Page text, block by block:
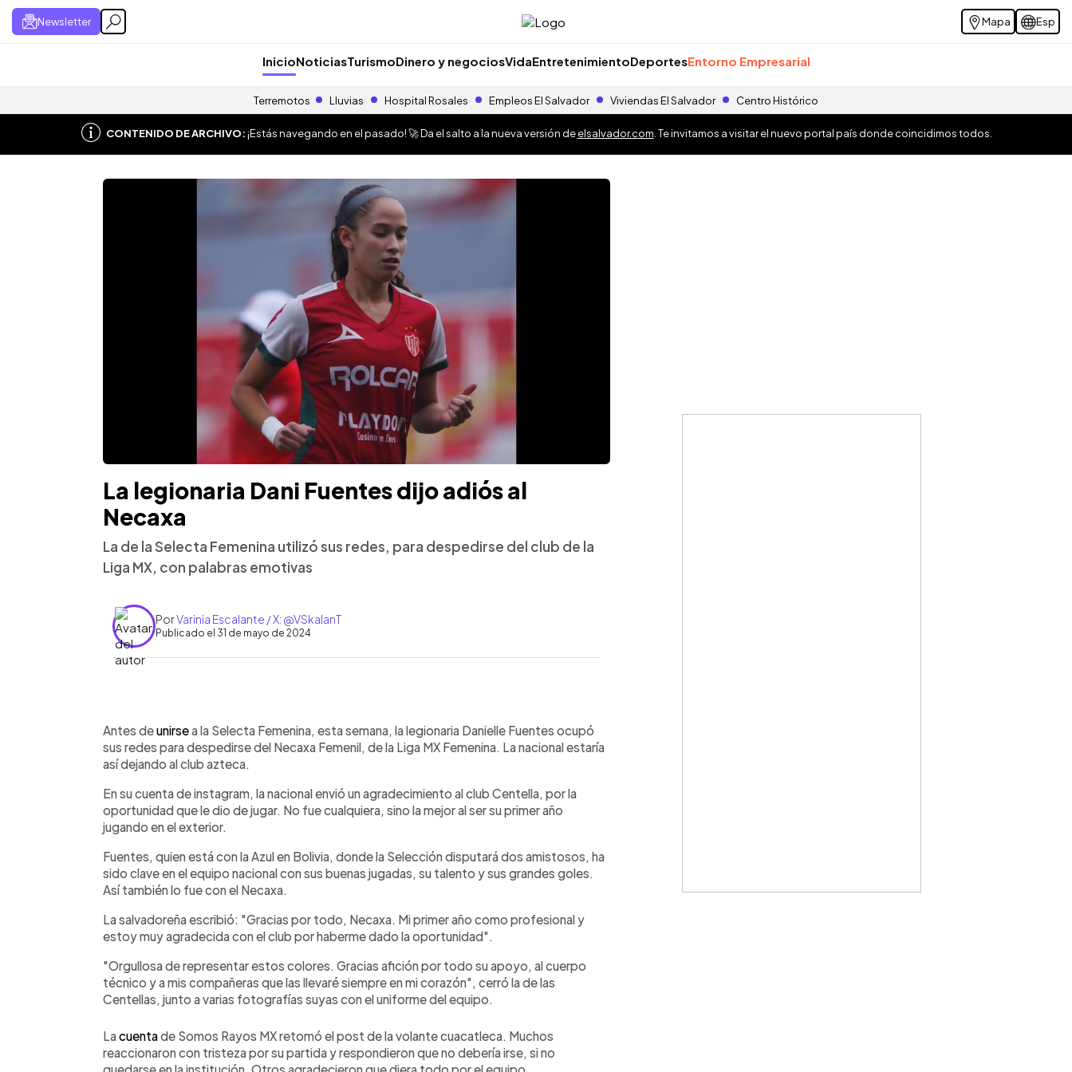
Newsletter Mapa Esp
InicioNoticiasTurismoDinero y negociosVidaEntretenimientoDeportesEntorno Empresarial
Terremotos Lluvias Hospital Rosales Empleos El Salvador Viviendas El Salvador Centro Histórico
CONTENIDO DE ARCHIVO:¡Estás navegando en el pasado! 🚀 Da el salto a la nueva versión deelsalvador.com . Te invitamos a visitar el nuevo portal país donde coincidimos todos.
La legionaria Dani Fuentes dijo adiós al
Necaxa
La de la Selecta Femenina utilizó sus redes, para despedirse del club de la
Liga MX, con palabras emotivas
PorVarinia Escalante / X: @VSkalanT
Publicado el 31 de mayo de 2024
Escuchar artículo
Antes deunirsea la Selecta Femenina, esta semana, la legionaria Danielle Fuentes ocupó
sus redes para despedirse del Necaxa Femenil, de la Liga MX Femenina. La nacional estaría
así dejando al club azteca.
En su cuenta de instagram, la nacional envió un agradecimiento al club Centella, por la
oportunidad que le dio de jugar. No fue cualquiera, sino la mejor al ser su primer año
jugando en el exterior.
Fuentes, quien está con la Azul en Bolivia, donde la Selección disputará dos amistosos, ha
sido clave en el equipo nacional con sus buenas jugadas, su talento y sus grandes goles.
Así también lo fue con el Necaxa.
La salvadoreña escribió: "Gracias por todo, Necaxa. Mi primer año como profesional y
estoy muy agradecida con el club por haberme dado la oportunidad".
"Orgullosa de representar estos colores. Gracias afición por todo su apoyo, al cuerpo
técnico y a mis compañeras que las llevaré siempre en mi corazón", cerró la de las
Centellas, junto a varias fotografías suyas con el uniforme del equipo.
Lacuentade Somos Rayos MX retomó el post de la volante cuacatleca. Muchos
reaccionaron con tristeza por su partida y respondieron que no debería irse, si no